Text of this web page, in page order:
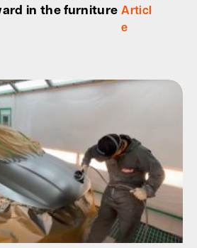
in the furniture Articl
e